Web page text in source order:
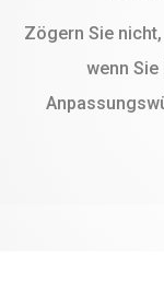
Zögern Sie
wenn